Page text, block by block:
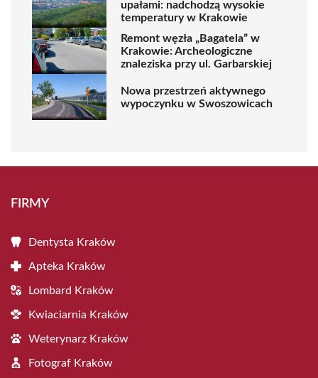
upałami: nadchodzą wysokie
temperatury w Krakowie
Remont węzła „Bagatela” w
Krakowie: Archeologiczne
znaleziska przy ul. Garbarskiej
Nowa przestrzeń aktywnego
wypoczynku w Swoszowicach
FIRMY
Dentysta Kraków
Apteka Kraków
Lombard Kraków
Kwiaciarnia Kraków
Weterynarz Kraków
Fotograf Kraków